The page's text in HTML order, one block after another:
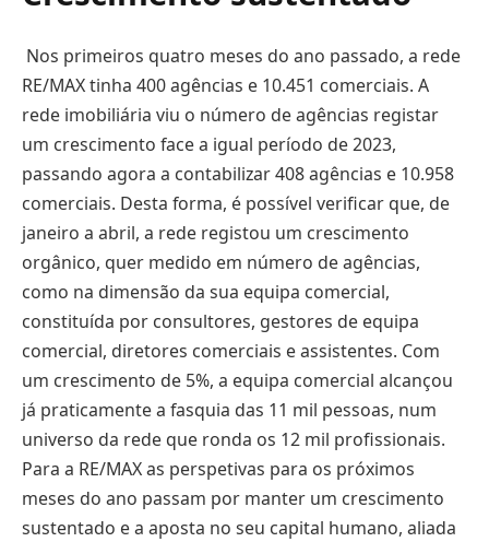
Nos primeiros quatro meses do ano passado, a rede
RE/MAX tinha 400 agências e 10.451 comerciais. A
rede imobiliária viu o número de agências registar
um crescimento face a igual período de 2023,
passando agora a contabilizar 408 agências e 10.958
comerciais. Desta forma, é possível verificar que, de
janeiro a abril, a rede registou um crescimento
orgânico, quer medido em número de agências,
como na dimensão da sua equipa comercial,
constituída por consultores, gestores de equipa
comercial, diretores comerciais e assistentes. Com
um crescimento de 5%, a equipa comercial alcançou
já praticamente a fasquia das 11 mil pessoas, num
universo da rede que ronda os 12 mil profissionais.
Para a RE/MAX as perspetivas para os próximos
meses do ano passam por manter um crescimento
sustentado e a aposta no seu capital humano, aliada